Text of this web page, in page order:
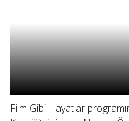
Film Gibi Hayatlar